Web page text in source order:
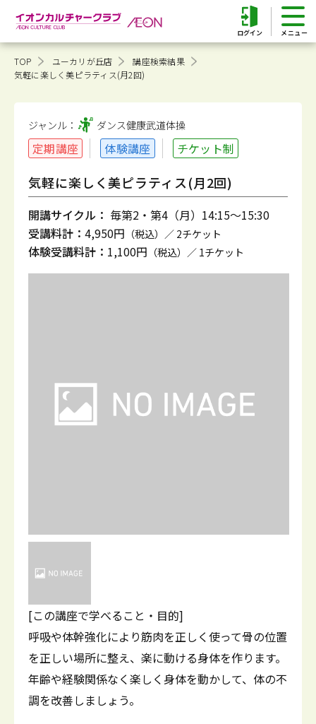
ログイン
TOP ユーカリが丘店
講座検索結果
気軽に楽しく美ピラティス(月2回)
ジャンル： ダンス健康武道体操
定期講座 体験講座 チケット制
気軽に楽しく美ピラティス(月2回)
開講サイクル： 毎第2・第4（月）14:15～15:30
受講料計： 4,950円 （税込）／ 2チケット
体験受講料計： 1,100円 （税込）／ 1チケット
[この講座で学べること・目的]
呼吸や体幹強化により筋肉を正しく使って骨の位置
を正しい場所に整え、楽に動ける身体を作ります。
年齢や経験関係なく楽しく身体を動かして、体の不
調を改善しましょう。